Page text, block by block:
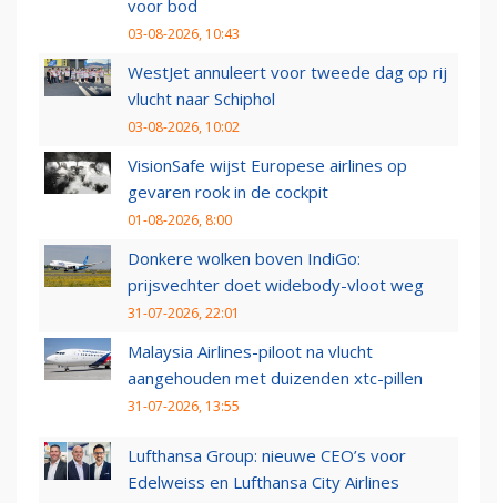
voor bod
03-08-2026, 10:43
WestJet annuleert voor tweede dag op rij
vlucht naar Schiphol
03-08-2026, 10:02
VisionSafe wijst Europese airlines op
gevaren rook in de cockpit
01-08-2026, 8:00
Donkere wolken boven IndiGo:
prijsvechter doet widebody-vloot weg
31-07-2026, 22:01
Malaysia Airlines-piloot na vlucht
aangehouden met duizenden xtc-pillen
31-07-2026, 13:55
Lufthansa Group: nieuwe CEO’s voor
Edelweiss en Lufthansa City Airlines